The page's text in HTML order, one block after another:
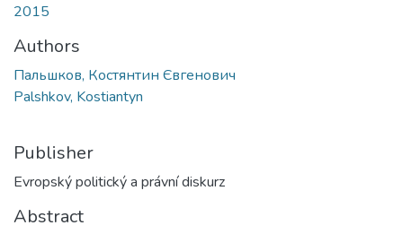
2015
Authors
Пальшков, Костянтин Євгенович
Palshkov, Kostiantyn
Publisher
Evropský politický a právní diskurz
Abstract